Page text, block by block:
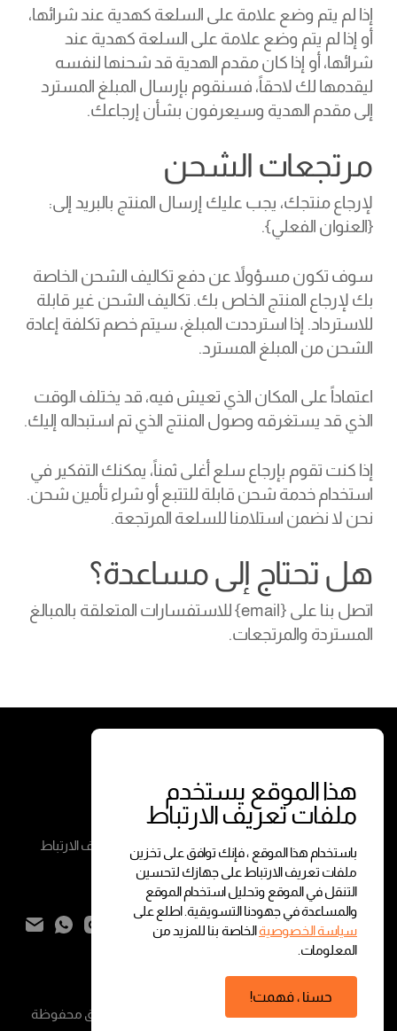
هذا الموقع يستخدم
ملفات تعريف الارتباط
باستخدام هذا الموقع ، فإنك توافق على تخزين
ملفات تعريف الارتباط على جهازك لتحسين
التنقل في الموقع وتحليل استخدام الموقع
والمساعدة في جهودنا التسويقية. اطلع على
سياسة الخصوصيةالخاصة بنا للمزيد من
المعلومات.
حسنا ، فهمت!
المجموع:
عرض السلة
إذا لم يتم وضع علامة على السلعة كهدية عند شرائها،
أو إذا لم يتم وضع علامة على السلعة كهدية عند
شرائها، أو إذا كان مقدم الهدية قد شحنها لنفسه
ليقدمها لك لاحقاً، فسنقوم بإرسال المبلغ المسترد
إلى مقدم الهدية وسيعرفون بشأن إرجاعك.
مرتجعات الشحن
لإرجاع منتجك، يجب عليك إرسال المنتج بالبريد إلى:
{العنوان الفعلي}.
سوف تكون مسؤولاً عن دفع تكاليف الشحن الخاصة
بك لإرجاع المنتج الخاص بك. تكاليف الشحن غير قابلة
للاسترداد. إذا استرددت المبلغ، سيتم خصم تكلفة إعادة
الشحن من المبلغ المسترد.
اعتماداً على المكان الذي تعيش فيه، قد يختلف الوقت
الذي قد يستغرقه وصول المنتج الذي تم استبداله إليك.
إذا كنت تقوم بإرجاع سلع أغلى ثمناً، يمكنك التفكير في
استخدام خدمة شحن قابلة للتتبع أو شراء تأمين شحن.
نحن لا نضمن استلامنا للسلعة المرتجعة.
هل تحتاج إلى مساعدة؟
اتصل بنا على {email} للاستفسارات المتعلقة بالمبالغ
المستردة والمرتجعات.
تواصل معنا
سياسة الخصوصية
سياسة ملفات تعريف الارتباط
معاملات الفورية
معاملات حسب الطلب
© شركة أمانات القانونية ش.م.ب.م. . جميع الحقوق محفوظة